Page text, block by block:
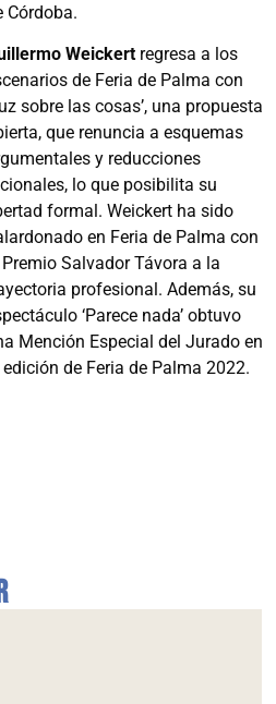
Córdoba.
Weickert regresa a los
de Feria de Palma con
sobre las cosas’, una propuesta
que renuncia a esquemas
y reducciones
lo que posibilita su
formal. Weickert ha sido
en Feria de Palma con
Salvador Távora a la
profesional. Además, su
‘Parece nada’ obtuvo
Mención Especial del Jurado en
edición de Feria de Palma 2022.